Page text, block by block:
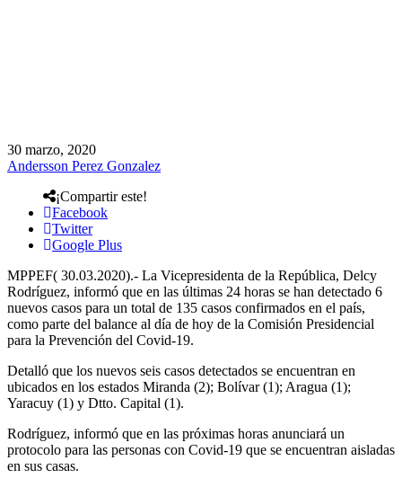
30 marzo, 2020
Andersson Perez Gonzalez
¡Compartir este!
Facebook
Twitter
Google Plus
MPPEF( 30.03.2020).- La Vicepresidenta de la República, Delcy
Rodríguez, informó que en las últimas 24 horas se han detectado 6
nuevos casos para un total de 135 casos confirmados en el país,
como parte del balance al día de hoy de la Comisión Presidencial
para la Prevención del Covid-19.
Detalló que los nuevos seis casos detectados se encuentran en
ubicados en los estados Miranda (2); Bolívar (1); Aragua (1);
Yaracuy (1) y Dtto. Capital (1).
Rodríguez, informó que en las próximas horas anunciará un
protocolo para las personas con Covid-19 que se encuentran aisladas
en sus casas.